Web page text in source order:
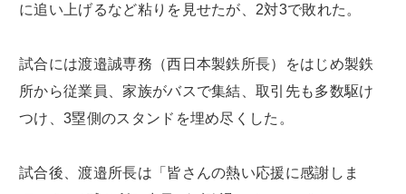
に追い上げるなど粘りを見せたが、2対3で敗れた。
試合には渡邉誠専務（西日本製鉄所長）をはじめ製鉄
所から従業員、家族がバスで集結、取引先も多数駆け
つけ、3塁側のスタンドを埋め尽くした。
試合後、渡邉所長は「皆さんの熱い応援に感謝しま